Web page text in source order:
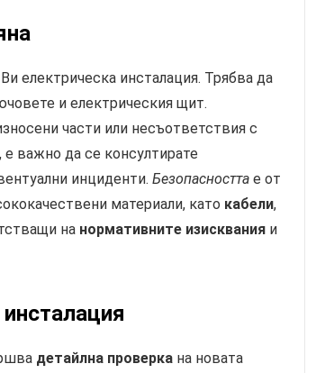
електрическа инсталация. Трябва да
и електрическия щит.
части или несъответствия с
важно да се консултирате
инциденти. Безопасността е от
материали, като кабели,
на нормативните изисквания и
детайлна проверка на новата